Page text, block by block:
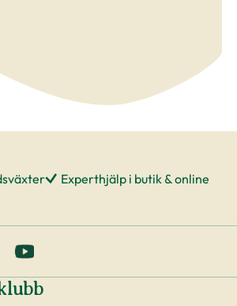
Experthjälp i butik & online